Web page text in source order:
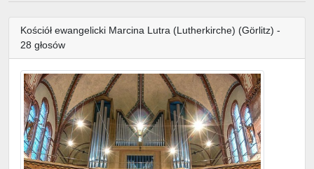
Kościół ewangelicki Marcina Lutra (Lutherkirche) (Görlitz) -
28 głosów